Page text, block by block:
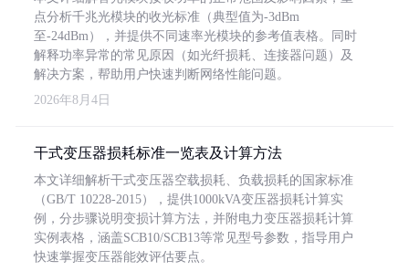
点分析千兆光模块的收光标准（典型值为-3dBm
至-24dBm），并提供不同速率光模块的参考值表格。同时
解释功率异常的常见原因（如光纤损耗、连接器问题）及
解决方案，帮助用户快速判断网络性能问题。
2026年8月4日
干式变压器损耗标准一览表及计算方法
本文详细解析干式变压器空载损耗、负载损耗的国家标准
（GB/T 10228-2015），提供1000kVA变压器损耗计算实
例，分步骤说明变损计算方法，并附电力变压器损耗计算
实例表格，涵盖SCB10/SCB13等常见型号参数，指导用户
快速掌握变压器能效评估要点。